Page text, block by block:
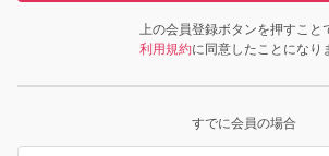
上の会員登録ボタンを押すこと
利用規約に同意したことになり
すでに会員の場合